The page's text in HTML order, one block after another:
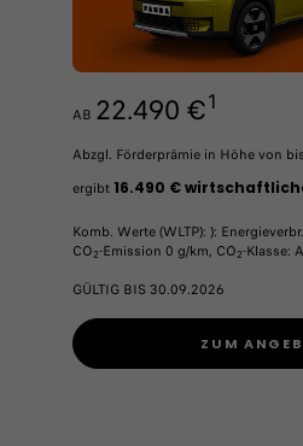
AB 22.490 €1
Abzgl. Förderprämie in Höhe von
ergibt 16.490 €
Komb. Werte (WLTP): ):
CO2-Emission 0 g/km, CO2-Klasse:
GÜLTIG BIS 30.09.2026
ZUM